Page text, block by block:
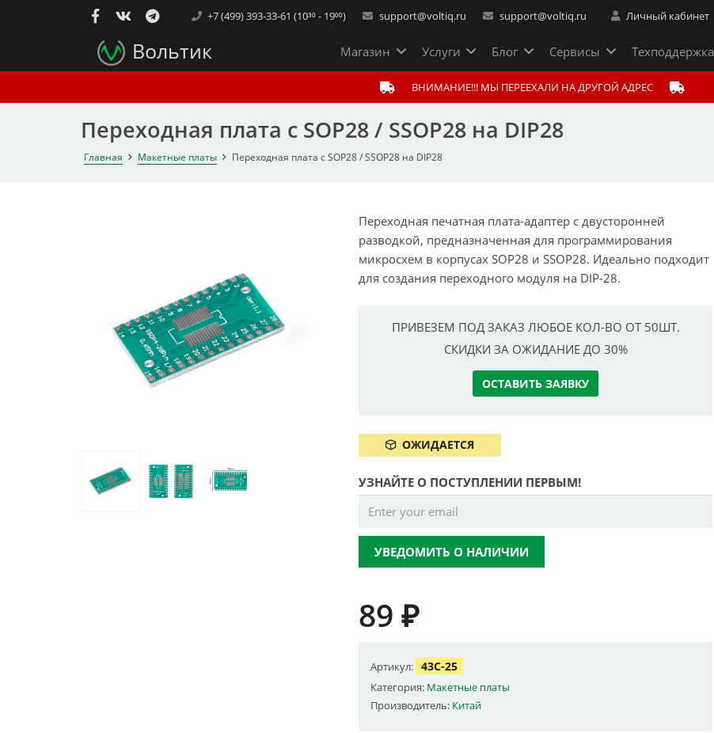
+7 (499) 393-33-61 (10³⁰ - 19⁰⁰) support@voltiq.ru support@voltiq.ru Личный кабинет
Вольтик Магазин Услуги Блог Сервисы Техподдержка
ВНИМАНИЕ!!! МЫ ПЕРЕЕХАЛИ НА ДРУГОЙ АДРЕС
Переходная плата с SOP28 / SSOP28 на DIP28
Главная Макетные платы Переходная плата с SOP28 / SSOP28 на DIP28
Переходная печатная плата-адаптер с двусторонней
разводкой, предназначенная для программирования
микросхем в корпусах SOP28 и SSOP28. Идеально подходит
для создания переходного модуля на DIP-28.
ПРИВЕЗЕМ ПОД ЗАКАЗ ЛЮБОЕ КОЛ-ВО ОТ 50ШТ.
СКИДКИ ЗА ОЖИДАНИЕ ДО 30%
ОСТАВИТЬ ЗАЯВКУ
ОЖИДАЕТСЯ
УЗНАЙТЕ О ПОСТУПЛЕНИИ ПЕРВЫМ!
УВЕДОМИТЬ О НАЛИЧИИ
89₽
Артикул: 43C-25
Категория: Макетные платы
Производитель: Китай